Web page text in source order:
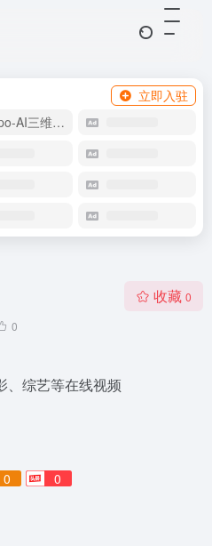
立即入驻
Tripo-AI三维模型
0
收藏 0
、综艺等在线视频
0 0